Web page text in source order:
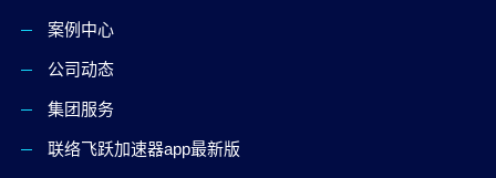
案例中心
公司动态
集团服务
联络飞跃加速器app最新版